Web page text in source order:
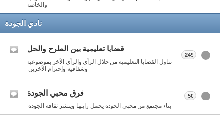
والخاصة
نادي الجودة
قضايا تعليمية بين الطرح والحل
تناول القضايا التعليمية من خلال الرأي والرأي الآخر بموضوعية
وشفافية وإحترام الآخرين.
249
فرق محبي الجودة
بناء مجتمع من محبي الجودة يحمل رايتها وينشر ثقافة الجودة.
50